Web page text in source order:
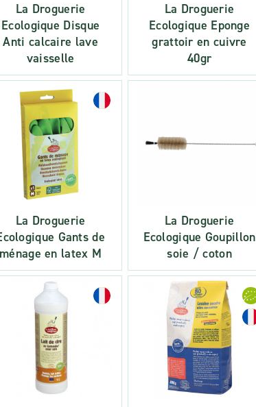
La Droguerie
Ecologique Disque
Anti calcaire lave
vaisselle
La Droguerie
Ecologique Eponge
grattoir en cuivre
40gr
La Droguerie
Gants de
ménage en latex M
La Droguerie
Ecologique Goupillon
soie / coton